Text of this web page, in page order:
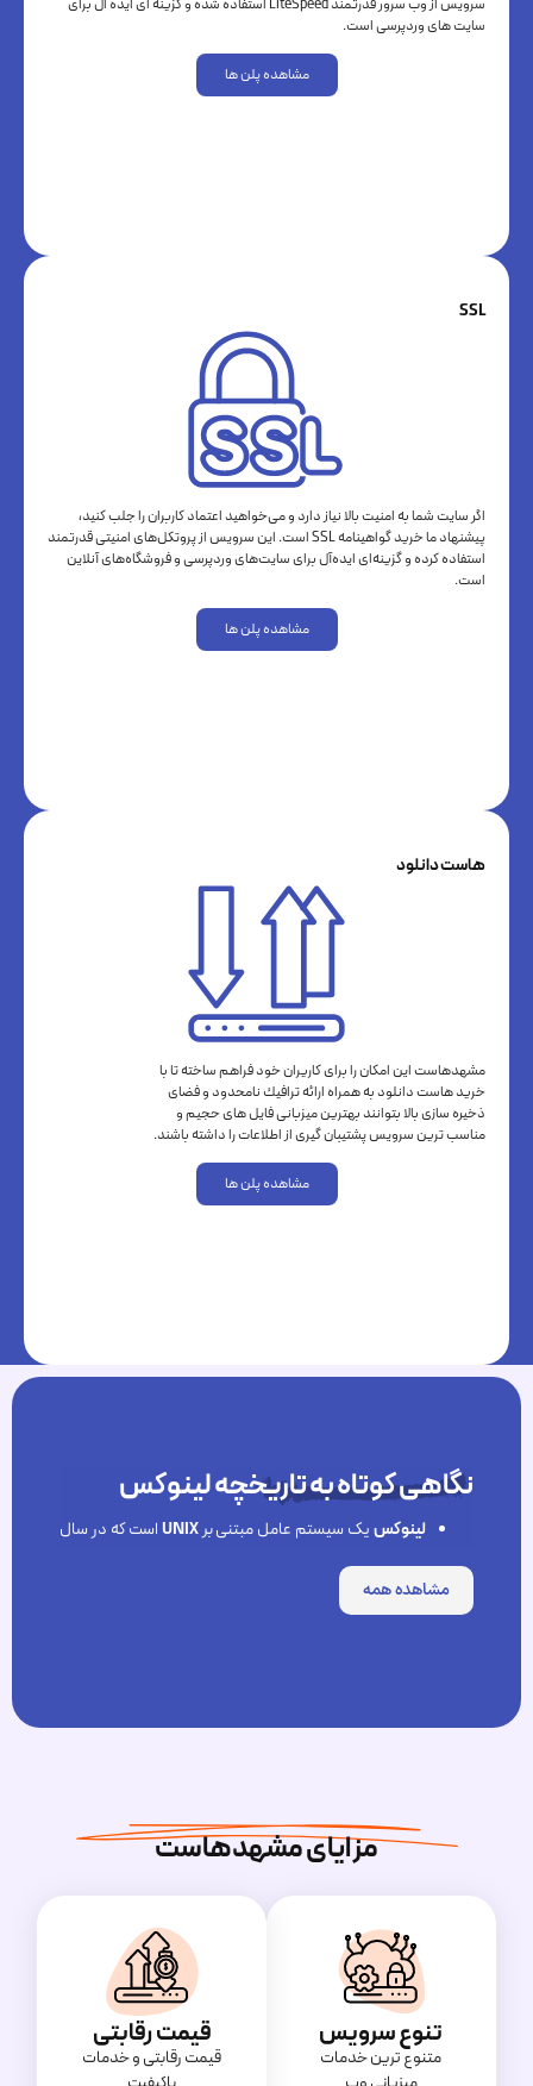
سايت هاى وردپرسى است.
مشاهده پلن ها
SSL
اگر سایت شما به امنیت بالا نیاز دارد و می‌خواهید اعتماد کاربران را جلب کنید،
پیشنهاد ما خرید گواهینامه SSL است. این سرویس از پروتکل‌های امنیتی قدرتمند
استفاده کرده و گزینه‌ای ایده‌آل برای سایت‌های وردپرسی و فروشگاه‌های آنلاین
است.
مشاهده پلن ها
هاست دانلود
مشهدهاست اين امكان را براى كاريران خود فراهم ساخته تا با
خريد هاست دانلود به همراه ارائه ترافيك نامحدود و فضاى
ذخيره سازى بالا بتوانند بهترين ميزبانى فايل هاى حجيم و
مناسب ترين سرويس پشتيبان گيرى از اطلاعات را داشته باشند.
مشاهده پلن ها
نگاهی کوتاه به تاریخچه لینوکس
لینوکسیک سیستم عامل مبتنی برUNIXاست که در سال
۱۹۹۰ توسط لینوس توروالدز ایجاد شده است. این سیستم
استفاده شده است.
مشاهده همه
مزایای مشهدهاست
تنوع سرویس
متنوع ترین خدمات
قیمت رقابتی
قیمت‌ رقابتی و خدمات